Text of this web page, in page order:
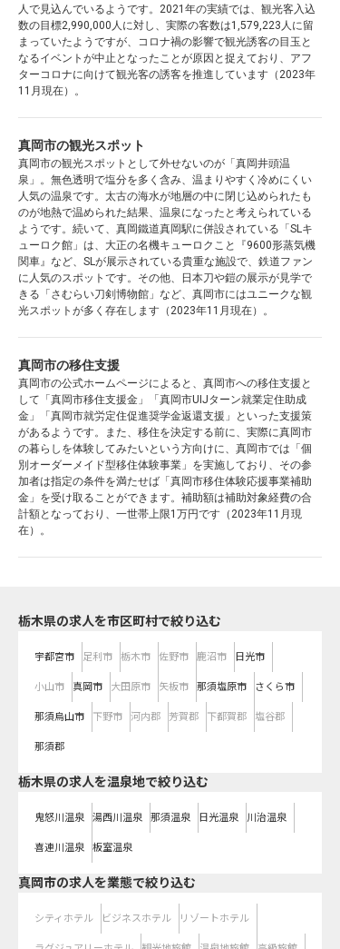
人で見込んでいるようです。2021年の実績では、観光客入込
数の目標2,990,000人に対し、実際の客数は1,579,223人に留
まっていたようですが、コロナ禍の影響で観光誘客の目玉と
なるイベントが中止となったことが原因と捉えており、アフ
ターコロナに向けて観光客の誘客を推進しています（2023年
11月現在）。
真岡市の観光スポット
真岡市の観光スポットとして外せないのが「真岡井頭温
泉」。無色透明で塩分を多く含み、温まりやすく冷めにくい
人気の温泉です。太古の海水が地層の中に閉じ込められたも
のが地熱で温められた結果、温泉になったと考えられている
ようです。続いて、真岡鐵道真岡駅に併設されている「SLキ
ューロク館」は、大正の名機キューロクこと『9600形蒸気機
関車』など、SLが展示されている貴重な施設で、鉄道ファン
に人気のスポットです。その他、日本刀や鎧の展示が見学で
きる「さむらい刀剣博物館」など、真岡市にはユニークな観
光スポットが多く存在します（2023年11月現在）。
真岡市の移住支援
真岡市の公式ホームページによると、真岡市への移住支援と
して「真岡市移住支援金」「真岡市UIJターン就業定住助成
金」「真岡市就労定住促進奨学金返還支援」といった支援策
があるようです。また、移住を決定する前に、実際に真岡市
の暮らしを体験してみたいという方向けに、真岡市では「個
別オーダーメイド型移住体験事業」を実施しており、その参
加者は指定の条件を満たせば「真岡市移住体験応援事業補助
金」を受け取ることができます。補助額は補助対象経費の合
計額となっており、一世帯上限1万円です（2023年11月現
在）。
栃木県の求人を市区町村で絞り込む
宇都宮市 足利市 栃木市 佐野市 鹿沼市 日光市
小山市 真岡市 大田原市 矢板市 那須塩原市 さくら市
那須烏山市 下野市 河内郡 芳賀郡 下都賀郡 塩谷郡
那須郡
栃木県の求人を温泉地で絞り込む
鬼怒川温泉 湯西川温泉 那須温泉 日光温泉 川治温泉
喜連川温泉 板室温泉
真岡市の求人を業態で絞り込む
シティホテル ビジネスホテル リゾートホテル